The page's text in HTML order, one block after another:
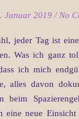
Januar 2019 / No
Was ich ganz
ich mich
alles davon
beim
eine neue